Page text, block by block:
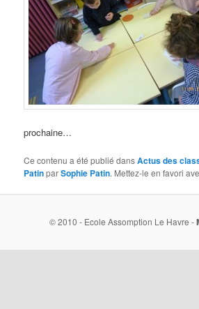
prochaine…
Ce contenu a été publié dansActus des
PatinparSophie Patin. Mettez-le en favori
© 2010 - Ecole Assomption Le Havre -